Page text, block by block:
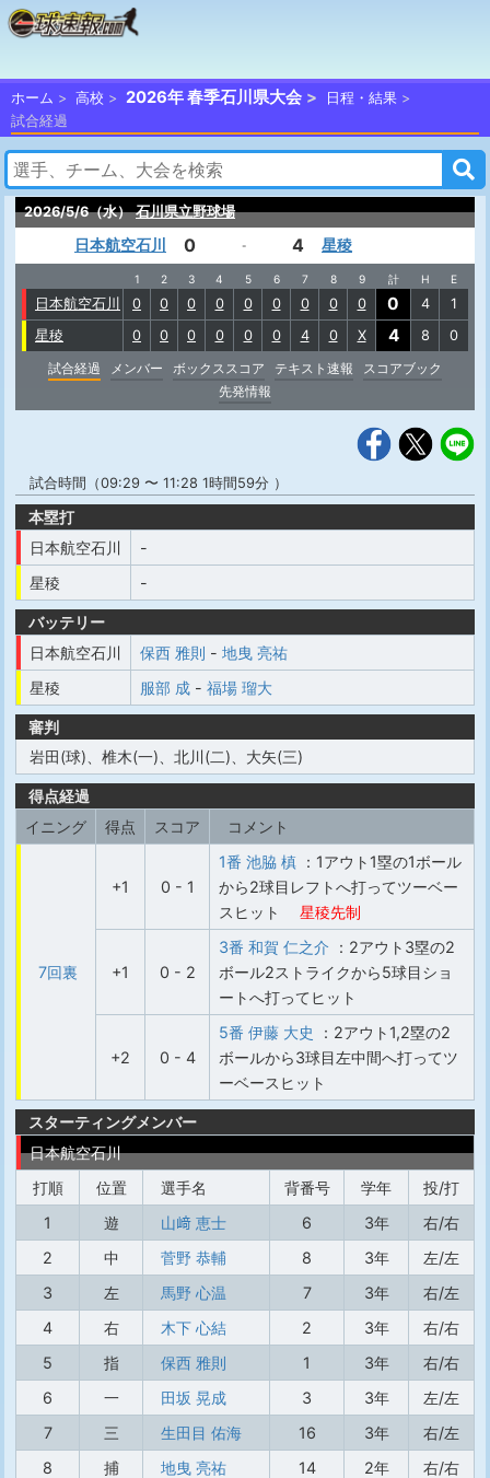
ホーム 高校 2026年 春季石川県大会
日程・結果
試合経過
2026/5/6（水） 石川県立野球場
日本航空石川 0 - 4 星稜
1 2 3 4 5 6 7 8 9 計 H E
日本航空石川 0 0 0 0 0 0 0 0 0 0 4
1
星稜
0 0 0 0 0 0 4 0 X 4 8
0
試合経過
メンバー ボックススコア テキスト速報
スコアブック
先発情報
試合時間（09:29 〜 11:28 1時間59分 ）
本塁打
日本航空石川
-
星稜
-
バッテリー
日本航空石川
保西 雅則 - 地曳 亮祐
星稜
服部 成 - 福場 瑠大
審判
岩田(球)、椎木(一)、北川(二)、大矢(三)
得点経過
イニング
得点 スコア コメント
7回裏
+1 0 - 1
1番 池脇 槙 ：1アウト1塁の1ボール
から2球目レフトへ打ってツーベー
スヒット
星稜先制
+1 0 - 2
3番 和賀 仁之介 ：2アウト3塁の2
ボール2ストライクから5球目ショ
ートへ打ってヒット
+2 0 - 4
5番 伊藤 大史
：2アウト1,2塁の2
ボールから3球目左中間へ打ってツ
ーベースヒット
スターティングメンバー
日本航空石川
打順
位置 選手名 背番号 学年
投/打
1
遊 山﨑 恵士 6 3年
右/右
2
中 菅野 恭輔 8 3年
左/左
3
左 馬野 心温 7 3年
右/左
4
右 木下 心結 2 3年
右/右
5
指 保西 雅則 1 3年
右/右
6
一 田坂 晃成 3 3年
左/左
7
三 生田目 佑海 16 3年
右/左
8
捕 地曳 亮祐 14 2年
右/右